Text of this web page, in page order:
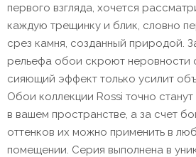
первого взгляда, хочется
каждую трещинку и блик, словно
срез камня, созданный природой.
рельефа обои скроют неровности
сияющий эффект только усилит
Обои коллекции Rossi точно
в вашем пространстве, а за счет
оттенков их можно применить в
помещении. Серия выполнена в